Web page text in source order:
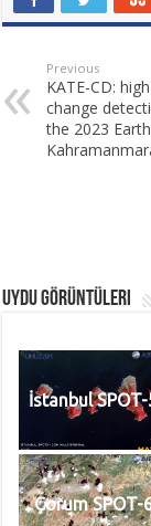
Previous
KATE-CD:
change
the 2023
Uydu Görüntüleri
İstanbul
Çorum SPOT-